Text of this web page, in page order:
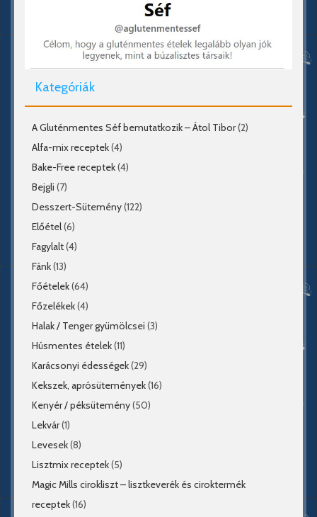
Kategóriák
A Gluténmentes Séf bemutatkozik – Átol Tibor(2)
Alfa-mix receptek(4)
Bake-Free receptek(4)
Bejgli (7)
Desszert-Sütemény(122)
Előétel(6)
Fagylalt(4)
Fánk(13)
Főételek(64)
Főzelékek(4)
Halak / Tenger gyümölcsei (3)
Húsmentes ételek(11)
Karácsonyi édességek(29)
Kekszek, aprósütemények(16)
Kenyér / péksütemény(50)
Lekvár(1)
Levesek(8)
Lisztmix receptek(5)
Magic Mills cirokliszt – lisztkeverék és ciroktermék
receptek(16)